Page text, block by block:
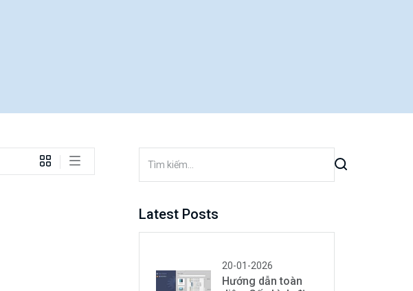
Latest Posts
20-01-2026
Hướng dẫn toàn